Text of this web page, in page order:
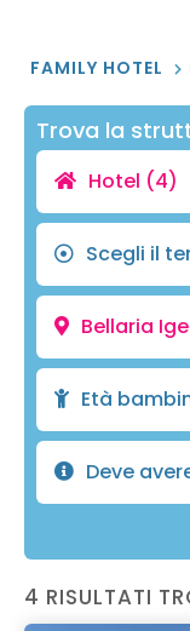
FAMILY HOTEL
Trova la
Hotel (4)
Scegli il
Bellaria
Età
Deve
4 RISULTATI